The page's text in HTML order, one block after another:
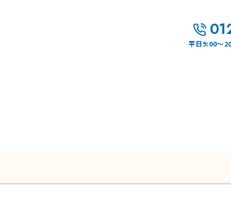
平日9:00～